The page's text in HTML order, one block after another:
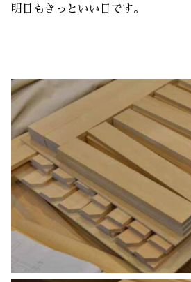
明日もきっといい日です。